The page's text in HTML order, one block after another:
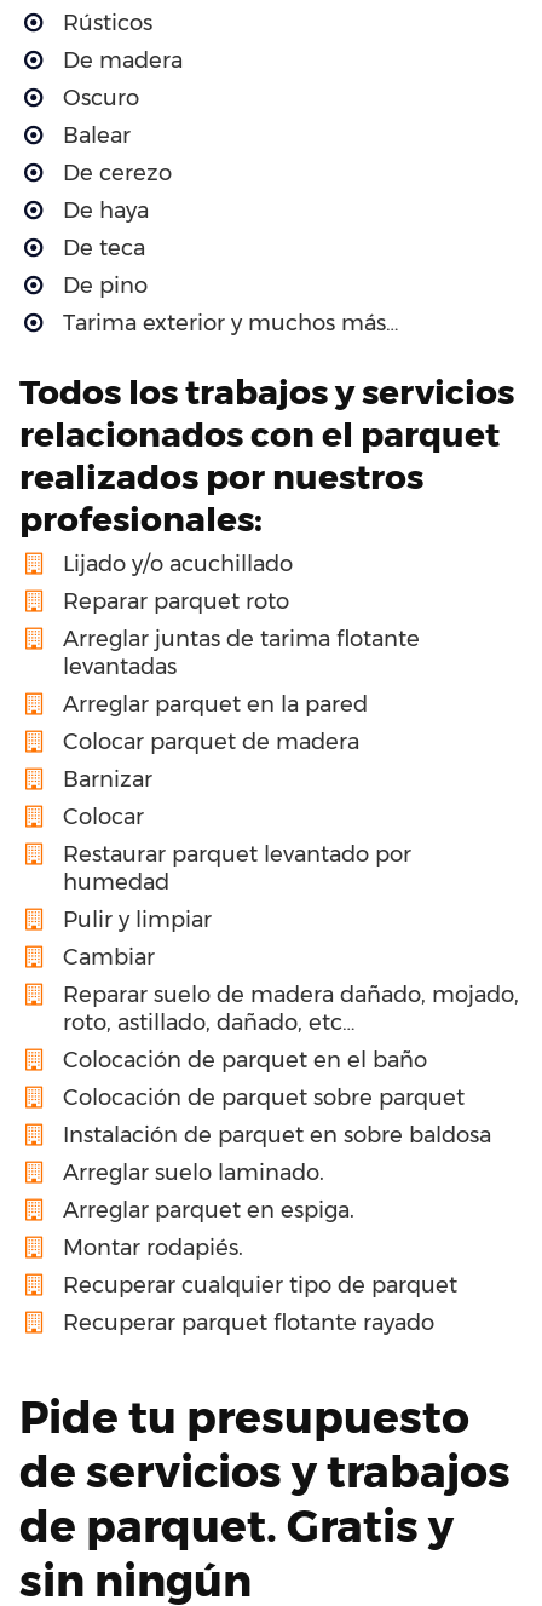
Rústicos
De madera
Oscuro
Balear
De cerezo
De haya
De teca
De pino
Tarima exterior y muchos más…
Todos los trabajos y servicios
relacionados con el parquet
realizados por nuestros
profesionales:
Lijado y/o acuchillado
Reparar parquet roto
Arreglar juntas de tarima flotante
levantadas
Arreglar parquet en la pared
Colocar parquet de madera
Barnizar
Colocar
Restaurar parquet levantado por
humedad
Pulir y limpiar
Cambiar
Reparar suelo de madera dañado, mojado,
roto, astillado, dañado, etc…
Colocación de parquet en el baño
Colocación de parquet sobre parquet
Instalación de parquet en sobre baldosa
Arreglar suelo laminado.
Arreglar parquet en espiga.
Montar rodapiés.
Recuperar cualquier tipo de parquet
Recuperar parquet flotante rayado
Pide tu presupuesto
de servicios y trabajos
de parquet. Gratis y
sin ningún